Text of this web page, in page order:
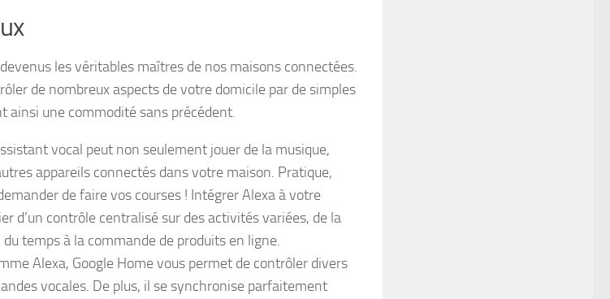
les véritables maîtres de nos maisons connectées.
de nombreux aspects de votre domicile par de simples
ainsi une commodité sans précédent.
vocal peut non seulement jouer de la musique,
appareils connectés dans votre maison. Pratique,
de faire vos courses ! Intégrer Alexa à votre
d’un contrôle centralisé sur des activités variées, de la
temps à la commande de produits en ligne.
Alexa, Google Home vous permet de contrôler divers
vocales. De plus, il se synchronise parfaitement